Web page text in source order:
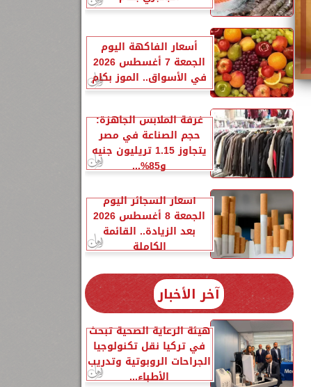
أسعار الفاكهة اليوم
الجمعة 7 أغسطس 2026
في الأسواق.. الموز بكام
غرفة الملابس الجاهزة:
حجم الصناعة في مصر
يتجاوز 1.15 تريليون جنيه
و85%...
أسعار السجائر اليوم
الجمعة 8 أغسطس 2026
بعد الزيادة.. القائمة
الكاملة
آخر الأخبار
هيئة الرعاية الصحية تبحث
في تركيا نقل تكنولوجيا
الجراحات الروبوتية وتدريب
الأطباء...